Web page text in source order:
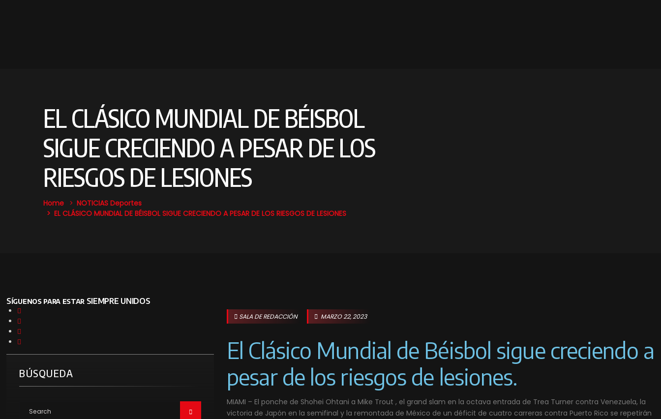
EL CLÁSICO MUNDIAL DE BÉISBOL
SIGUE CRECIENDO A PESAR DE LOS
RIESGOS DE LESIONES
Home NOTICIAS Deportes
EL CLÁSICO MUNDIAL DE BÉISBOL SIGUE CRECIENDO A PESAR DE LOS RIESGOS DE LESIONES
SALA DE REDACCIÓN MARZO 22, 2023
El Clásico Mundial de Béisbol sigue creciendo a
pesar de los riesgos de lesiones.
MIAMI – El ponche de Shohei Ohtani a Mike Trout , el grand slam en la octava entrada de Trea Turner contra Venezuela, la
victoria de Japón en la semifinal y la remontada de México de un déficit de cuatro carreras contra Puerto Rico se repetirán
Síguenos para estar SIEMPRE UNIDOS
BÚSQUEDA